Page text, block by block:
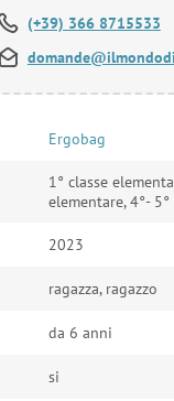
(+39) 366 8715533
Ergobag
1° classe
elementare, 4°-
2023
ragazza, ragazzo
da 6 anni
si